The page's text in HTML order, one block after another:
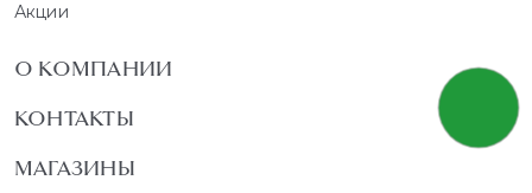
Акции
О КОМПАНИИ
КОНТАКТЫ
МАГАЗИНЫ